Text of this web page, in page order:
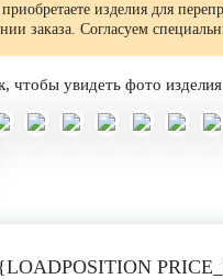
изделия для
заказа. Согласуем
чтобы увидеть фото